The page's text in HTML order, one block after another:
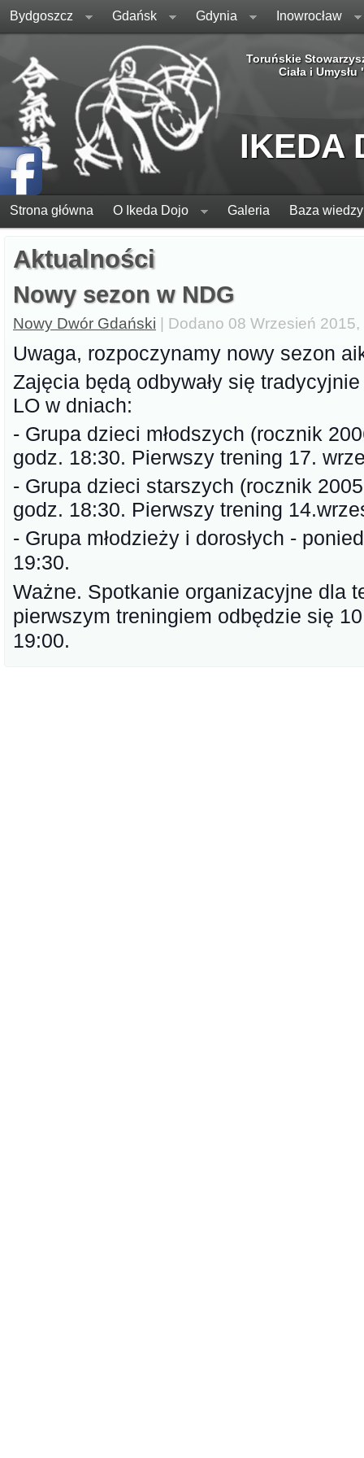
Bydgoszcz Gdańsk Gdynia Inowrocław
Toruńskie
Ciała i Umysłu
IKEDA
Strona główna O Ikeda Dojo Galeria Baza wiedzy
Aktualności
Nowy sezon w NDG
Nowy Dwór Gdański | Dodano 08 Wrzesień
Uwaga, rozpoczynamy nowy sezon
Zajęcia będą odbywały się
LO w dniach:
- Grupa dzieci młodszych (rocznik
godz. 18:30. Pierwszy trening 17.
- Grupa dzieci starszych (rocznik
godz. 18:30. Pierwszy trening
- Grupa młodzieży i dorosłych -
19:30.
Ważne. Spotkanie organizacyjne dla
pierwszym treningiem odbędzie się
19:00.